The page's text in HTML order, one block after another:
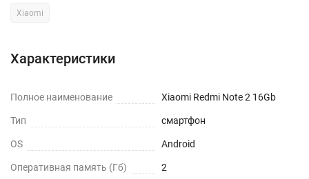
Xiaomi
Характеристики
Полное наименование Xiaomi Redmi Note 2 16Gb
Тип смартфон
OS Android
Оперативная память (Гб) 2